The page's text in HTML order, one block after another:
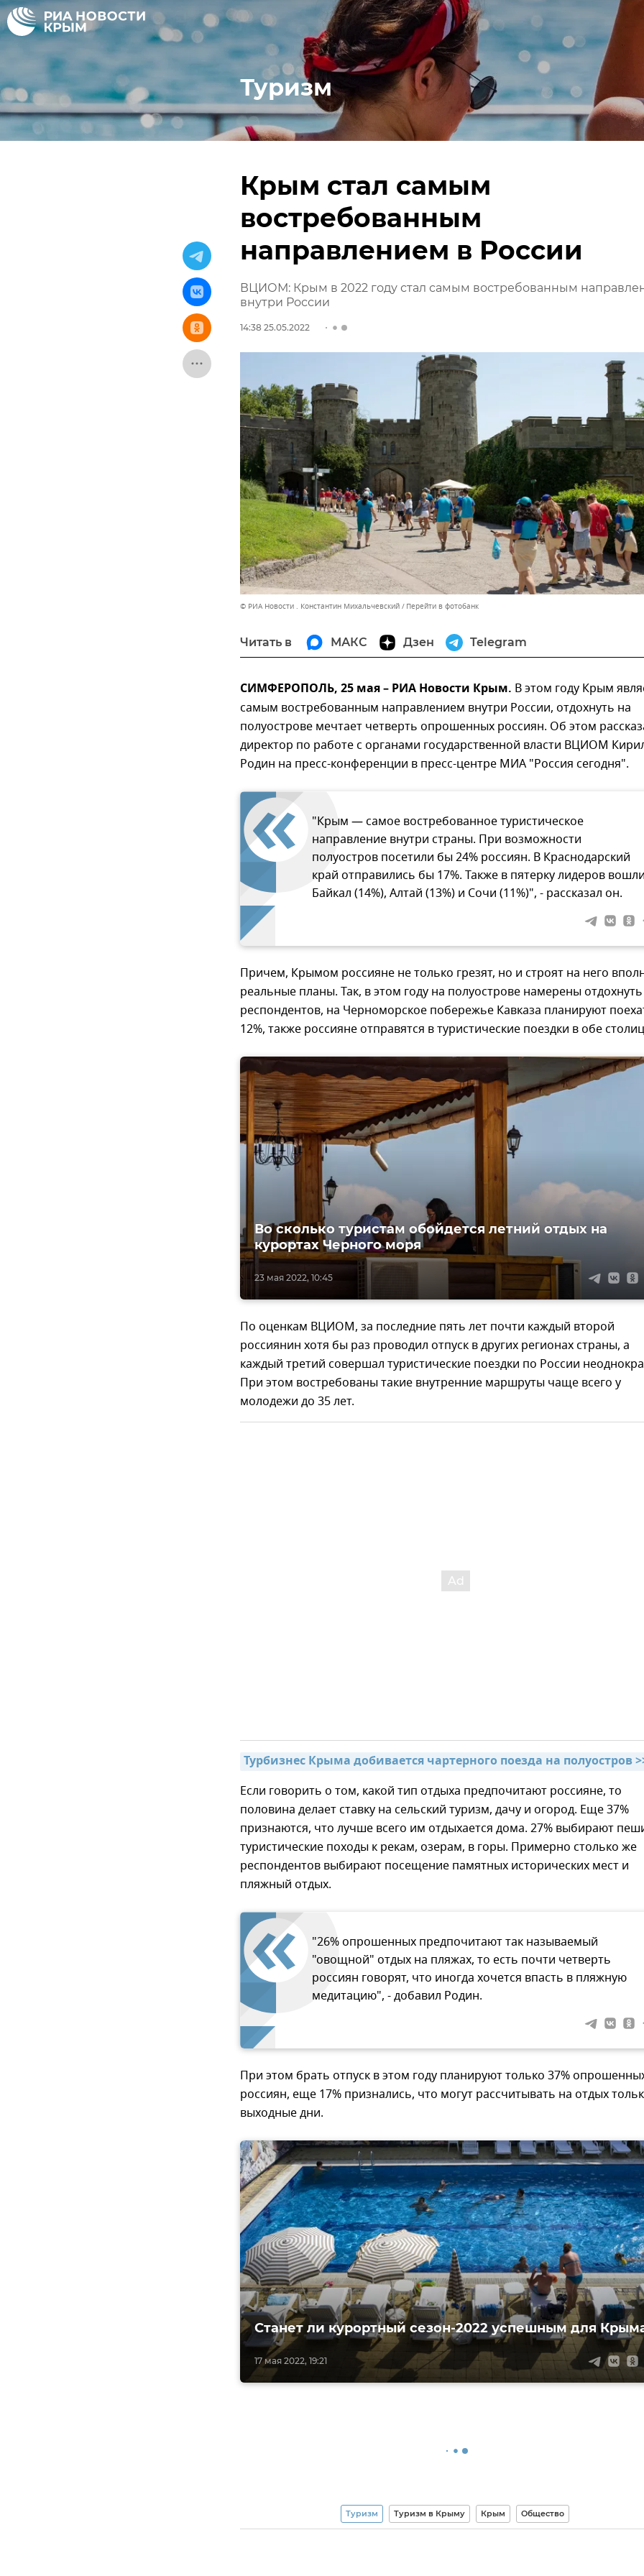
Туризм
Крым стал самым
востребованным
направлением в России
ВЦИОМ: Крым в 2022 году стал самым востребованным
внутри России
14:38 25.05.2022
© РИА Новости . Константин Михальчевский Перейти в фотобанк
Читать в МАКС Дзен Telegram
СИМФЕРОПОЛЬ, 25 мая – РИА Новости Крым. В этом году Крым
самым востребованным направлением внутри России, отдохнуть на
полуострове мечтает четверть опрошенных россиян. Об этом
директор по работе с органами государственной власти ВЦИОМ
Родин на пресс-конференции в пресс-центре МИА "Россия сегодня".
"Крым — самое востребованное туристическое
направление внутри страны. При возможности
полуостров посетили бы 24% россиян. В Краснодарский
край отправились бы 17%. Также в пятерку лидеров
Байкал (14%), Алтай (13%) и Сочи (11%)", - рассказал он.
Причем, Крымом россияне не только грезят, но и строят на него
реальные планы. Так, в этом году на полуострове намерены отдохнуть
респондентов, на Черноморское побережье Кавказа планируют
12%, также россияне отправятся в туристические поездки в обе
23 мая 2022, 10:45
Во сколько туристам обойдется летний отдых на
курортах Черного моря
По оценкам ВЦИОМ, за последние пять лет почти каждый второй
россиянин хотя бы раз проводил отпуск в других регионах страны, а
каждый третий совершал туристические поездки по России
При этом востребованы такие внутренние маршруты чаще всего у
молодежи до 35 лет.
Турбизнес Крыма добивается чартерного поезда на полуостров
Если говорить о том, какой тип отдыха предпочитают россияне, то
половина делает ставку на сельский туризм, дачу и огород. Еще 37%
признаются, что лучше всего им отдыхается дома. 27% выбирают
туристические походы к рекам, озерам, в горы. Примерно столько же
респондентов выбирают посещение памятных исторических мест и
пляжный отдых.
"26% опрошенных предпочитают так называемый
"овощной" отдых на пляжах, то есть почти четверть
россиян говорят, что иногда хочется впасть в пляжную
медитацию", - добавил Родин.
При этом брать отпуск в этом году планируют только 37%
россиян, еще 17% признались, что могут рассчитывать на отдых
выходные дни.
17 мая 2022, 19:21
Станет ли курортный сезон-2022 успешным для
Туризм Туризм в Крыму Крым Общество